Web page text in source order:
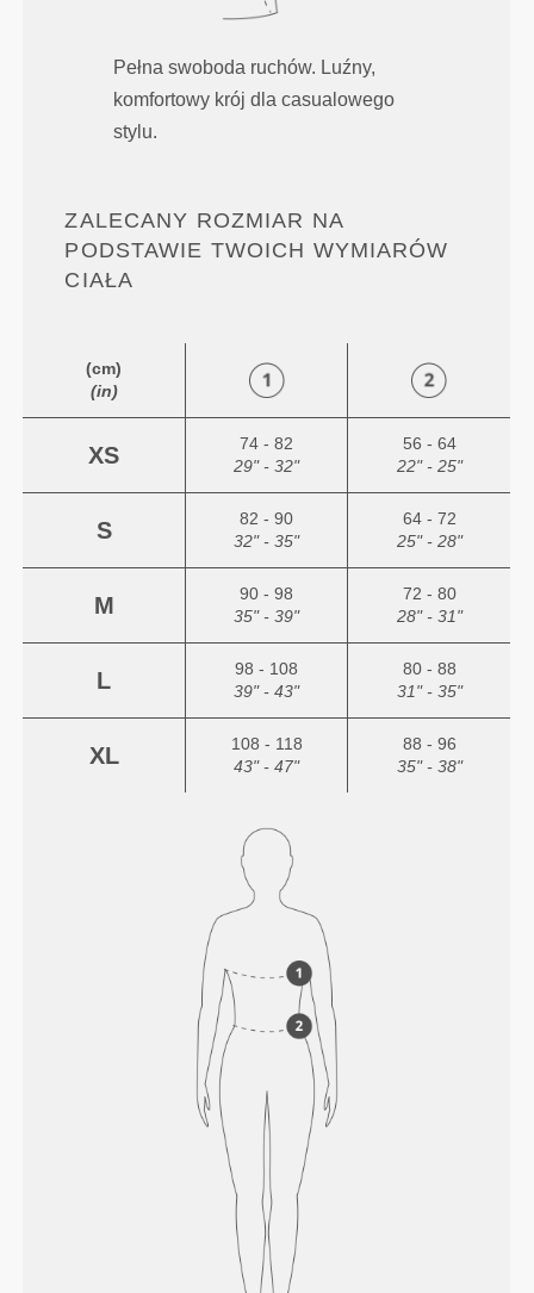
Pełna swoboda ruchów. Luźny,
komfortowy krój dla casualowego
stylu.
ZALECANY ROZMIAR NA
PODSTAWIE TWOICH WYMIARÓW
CIAŁA
(cm)
(in)
XS
74 - 82
29" - 32"
56 - 64
22" - 25"
S
82 - 90
32" - 35"
64 - 72
25" - 28"
M
90 - 98
35" - 39"
72 - 80
28" - 31"
L
98 - 108
39" - 43"
80 - 88
31" - 35"
XL
108 - 118
43" - 47"
88 - 96
35" - 38"